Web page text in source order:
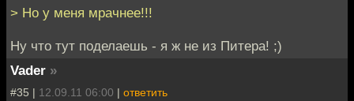
> Но у меня мрачнее!!!
Ну что тут поделаешь - я ж не из Питера! ;)
Vader »
#35 | 12.09.11 06:00 | ответить